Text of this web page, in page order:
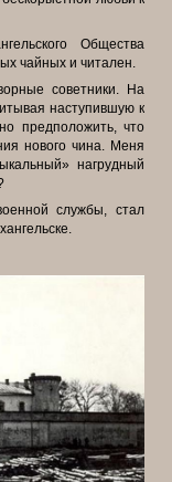
Общества
чайных и читален.
советники. На
наступившую к
предположить, что
нового чина. Меня
нагрудный
службы, стал